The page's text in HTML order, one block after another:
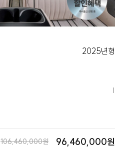
2025년형
|
106,460,000원 96,460,000원